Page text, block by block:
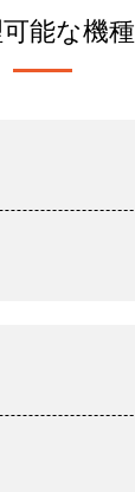
能な機種